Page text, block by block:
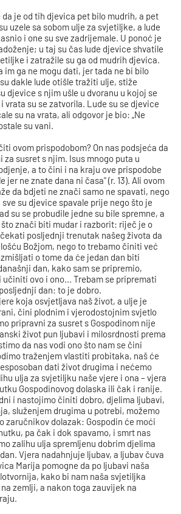
je od tih djevica pet bilo mudrih, a pet
uzele sa sobom ulje za svjetiljke, a lude
i one su sve zadrijemale. U ponoć je
u taj su čas lude djevice shvatile
i zatražile su ga od mudrih djevica.
im ga ne mogu dati, jer tada ne bi bilo
dakle lude otišle tražiti ulje, stiže
djevice s njim ušle u dvoranu u kojoj se
vrata su se zatvorila. Lude su se djevice
su na vrata, ali odgovor je bio: „Ne
su vani.
ovom prispodobom? On nas podsjeća da
susret s njim. Isus mnogo puta u
a to čini i na kraju ove prispodobe
jer ne znate dana ni časa" (r. 13). Ali ovom
da bdjeti ne znači samo ne spavati, nego
su djevice spavale prije nego što je
su se probudile jedne su bile spremne, a
znači biti mudar i razborit: riječ je o
posljednji trenutak našeg života da
Božjom, nego to trebamo činiti već
o tome da će jedan dan biti
dan, kako sam se pripremio,
učiniti ovo i ono... Trebam se pripremati
dan: to je dobro.
koja osvjetljava naš život, a ulje je
čini plodnim i vjerodostojnim svjetlo
pripravni za susret s Gospodinom nije
život pun ljubavi i milosrdnosti prema
da nas vodi ono što nam se čini
traženjem vlastiti probitaka, naš će
dati život drugima i nećemo
ulja za svjetiljku naše vjere i ona – vjera
Gospodinovog dolaska ili čak i ranije.
i nastojimo činiti dobro, djelima ljubavi,
služenjem drugima u potrebi, možemo
zaručnikov dolazak: Gospodin će moći
pa čak i dok spavamo, i smrt nas
zalihu ulja spremljenu dobrim djelima
Vjera nadahnjuje ljubav, a ljubav čuva
Marija pomogne da po ljubavi naša
kako bi nam naša svjetiljka
zemlji, a nakon toga zauvijek na